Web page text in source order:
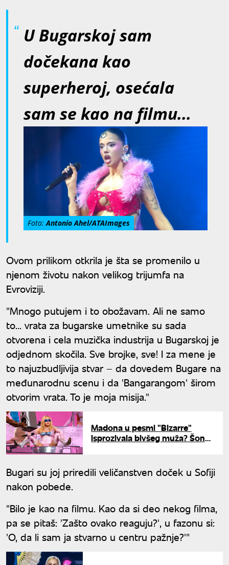
U Bugarskoj sam
dočekana kao
superheroj, osećala
sam se kao na filmu...
Foto:Antonio Ahel/ATAImages
Ovom prilikom otkrila je šta se promenilo u
njenom životu nakon velikog trijumfa na
Evroviziji.
"Mnogo putujem i to obožavam. Ali ne samo
to... vrata za bugarske umetnike su sada
otvorena i cela muzička industrija u Bugarskoj je
odjednom skočila. Sve brojke, sve! I za mene je
to najuzbudljivija stvar – da dovedem Bugare na
međunarodnu scenu i da 'Bangarangom' širom
otvorim vrata. To je moja misija."
Madona u pesmi "Bizarre"
isprozivala bivšeg muža? Šon
Bugari su joj priredili veličanstven doček u Sofiji
nakon pobede.
"Bilo je kao na filmu. Kao da si deo nekog filma,
pa se pitaš: 'Zašto ovako reaguju?', u fazonu si:
'O, da li sam ja stvarno u centru pažnje?'"